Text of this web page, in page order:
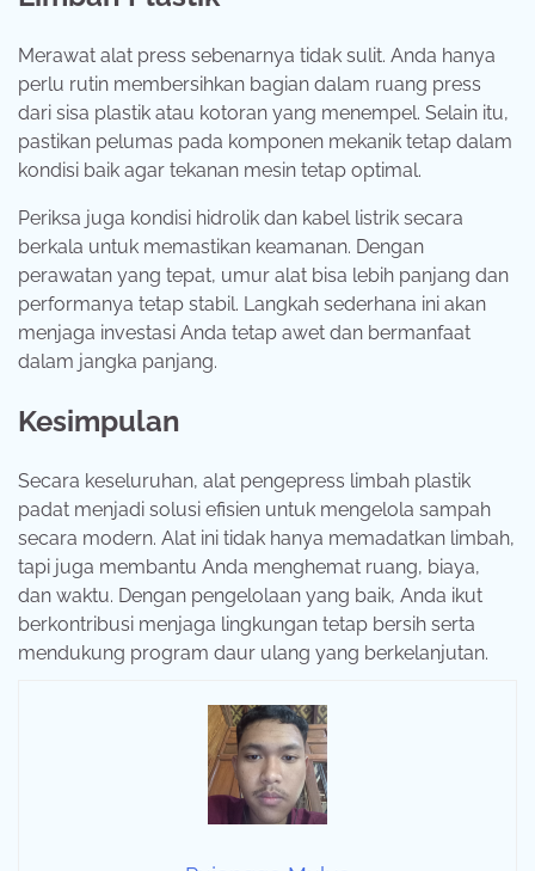
Merawat alat press sebenarnya tidak sulit. Anda hanya
perlu rutin membersihkan bagian dalam ruang press
dari sisa plastik atau kotoran yang menempel. Selain itu,
pastikan pelumas pada komponen mekanik tetap dalam
kondisi baik agar tekanan mesin tetap optimal.
Periksa juga kondisi hidrolik dan kabel listrik secara
berkala untuk memastikan keamanan. Dengan
perawatan yang tepat, umur alat bisa lebih panjang dan
performanya tetap stabil. Langkah sederhana ini akan
menjaga investasi Anda tetap awet dan bermanfaat
dalam jangka panjang.
Kesimpulan
Secara keseluruhan, alat pengepress limbah plastik
padat menjadi solusi efisien untuk mengelola sampah
secara modern. Alat ini tidak hanya memadatkan limbah,
tapi juga membantu Anda menghemat ruang, biaya,
dan waktu. Dengan pengelolaan yang baik, Anda ikut
berkontribusi menjaga lingkungan tetap bersih serta
mendukung program daur ulang yang berkelanjutan.